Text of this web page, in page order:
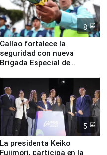
8
Callao fortalece la
seguridad con nueva
Brigada Especial de
equipamiento para
Serenazgo
5
La presidenta Keiko
Fujimori, participa en la